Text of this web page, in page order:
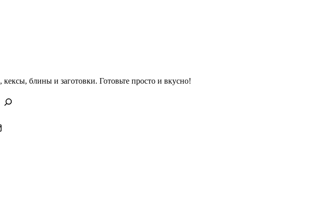
блины и заготовки. Готовьте просто и вкусно!